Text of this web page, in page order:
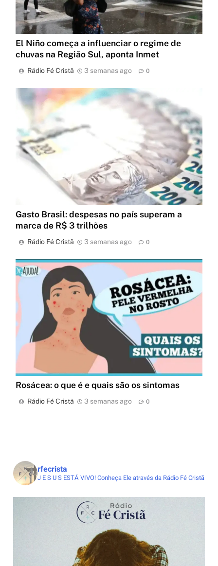
El Niño começa a influenciar o regime de
chuvas na Região Sul, aponta Inmet
Rádio Fé Cristã 3 semanas ago 0
Gasto Brasil: despesas no país superam a
marca de R$ 3 trilhões
Rádio Fé Cristã 3 semanas ago 0
Rosácea: o que é e quais são os sintomas
Rádio Fé Cristã 3 semanas ago 0
rfecrista
J E S U S ESTÁ VIVO!Conheça Ele através da Rádio Fé Cristã